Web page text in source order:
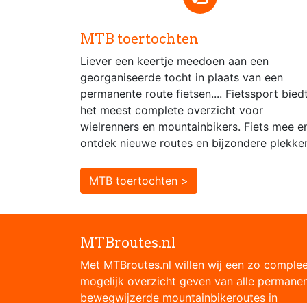
MTB toertochten
Liever een keertje meedoen aan een
georganiseerde tocht in plaats van een
permanente route fietsen.... Fietssport biedt
het meest complete overzicht voor
wielrenners en mountainbikers. Fiets mee
ontdek nieuwe routes en bijzondere
MTB toertochten >
MTBroutes.nl
Met MTBroutes.nl willen wij een zo
mogelijk overzicht geven van alle
bewegwijzerde mountainbikeroutes in